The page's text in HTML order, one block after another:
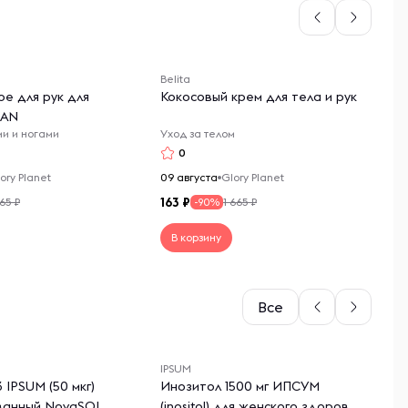
для рук для
и ногами
Planet
₽
Belita
Кокосовый крем для тела и рук
Уход за телом
0
09 августа Glory Planet
163 -90% 1 665 ₽
В корзину
Все
(50 мкг)
IPSUM
Инозитол 1500 мг ИПСУМ